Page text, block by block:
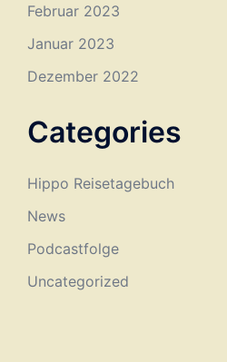
Februar 2023
Januar 2023
Dezember 2022
Categories
Hippo Reisetagebuch
News
Podcastfolge
Uncategorized